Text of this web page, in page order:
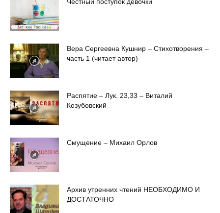
Вера Сергеевна Кушнир – Стихотворения –
часть 1 (читает автор)
Распятие – Лук. 23,33 – Виталий
Козубовский
Смущение – Михаил Орлов
Архив утренних чтений НЕОБХОДИМО И
ДОСТАТОЧНО